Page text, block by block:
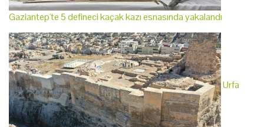
Gaziantep'te 5 defineci kaçak kazı esnasında yakalandı
Urfa